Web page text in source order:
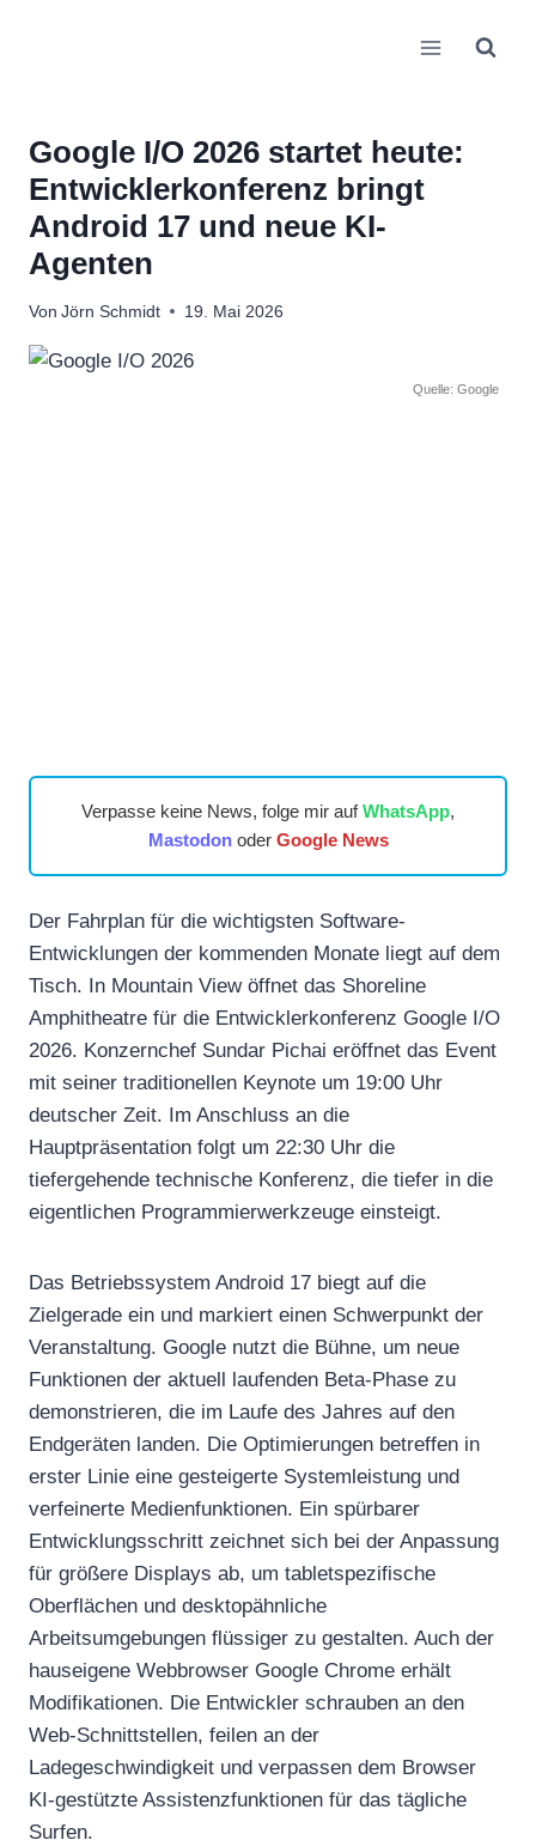
Google I/O 2026 startet heute:
Entwicklerkonferenz bringt
Android 17 und neue KI-
Agenten
Von Jörn Schmidt 19. Mai 2026
Quelle: Google
Verpasse keine News, folge mir aufWhatsApp,
Mastodonoder Google News
Der Fahrplan für die wichtigsten Software-
Entwicklungen der kommenden Monate liegt auf dem
Tisch. In Mountain View öffnet das Shoreline
Amphitheatre für die Entwicklerkonferenz Google I/O
2026. Konzernchef Sundar Pichai eröffnet das Event
mit seiner traditionellen Keynote um 19:00 Uhr
deutscher Zeit. Im Anschluss an die
Hauptpräsentation folgt um 22:30 Uhr die
tiefergehende technische Konferenz, die tiefer in die
eigentlichen Programmierwerkzeuge einsteigt.
Das Betriebssystem Android 17 biegt auf die
Zielgerade ein und markiert einen Schwerpunkt der
Veranstaltung. Google nutzt die Bühne, um neue
Funktionen der aktuell laufenden Beta-Phase zu
demonstrieren, die im Laufe des Jahres auf den
Endgeräten landen. Die Optimierungen betreffen in
erster Linie eine gesteigerte Systemleistung und
verfeinerte Medienfunktionen. Ein spürbarer
Entwicklungsschritt zeichnet sich bei der Anpassung
für größere Displays ab, um tabletspezifische
Oberflächen und desktopähnliche
Arbeitsumgebungen flüssiger zu gestalten. Auch der
hauseigene Webbrowser Google Chrome erhält
Modifikationen. Die Entwickler schrauben an den
Web-Schnittstellen, feilen an der
Ladegeschwindigkeit und verpassen dem Browser
KI-gestützte Assistenzfunktionen für das tägliche
Surfen.